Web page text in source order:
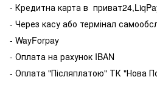
- Кредитна карта в
- Через касу або термінал
- WayForpay
- Оплата на рахунок IBAN
- Оплата "Післяплатою" ТК "Нова